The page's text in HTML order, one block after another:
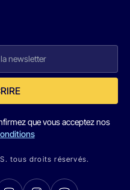
que vous acceptez nos
tous droits réservés.